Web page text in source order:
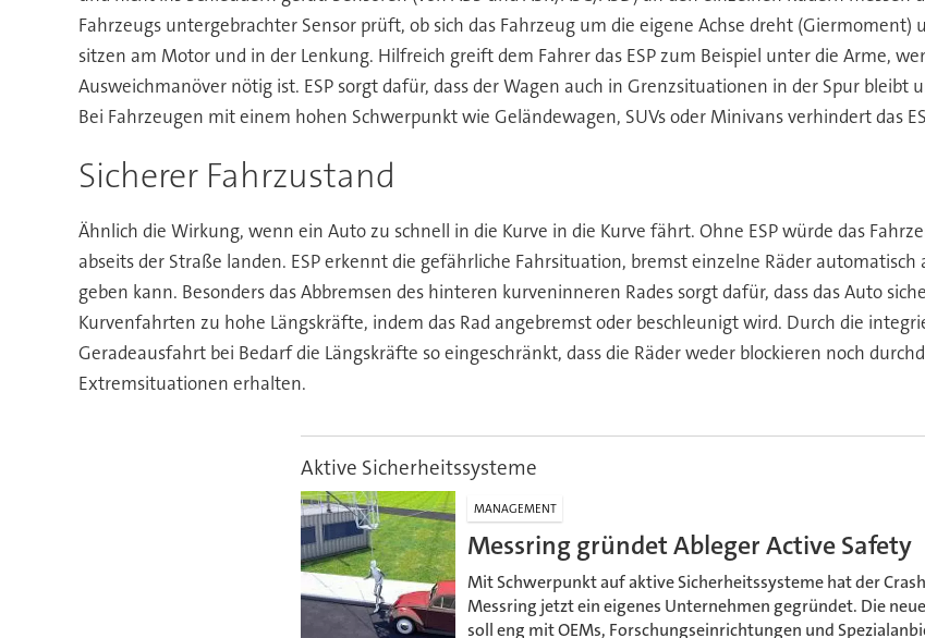
Fahrzeugs untergebrachter Sensor prüft, ob sich das Fahrzeug um die eigene Achse dreht
sitzen am Motor und in der Lenkung. Hilfreich greift dem Fahrer das ESP zum Beispiel unter die Arme,
Ausweichmanöver nötig ist. ESP sorgt dafür, dass der Wagen auch in Grenzsituationen in der Spur
Bei Fahrzeugen mit einem hohen Schwerpunkt wie Geländewagen, SUVs oder Minivans verhindert das
Sicherer Fahrzustand
Ähnlich die Wirkung, wenn ein Auto zu schnell in die Kurve in die Kurve fährt. Ohne ESP würde das
abseits der Straße landen. ESP erkennt die gefährliche Fahrsituation, bremst einzelne Räder
geben kann. Besonders das Abbremsen des hinteren kurveninneren Rades sorgt dafür, dass das Auto
Kurvenfahrten zu hohe Längskräfte, indem das Rad angebremst oder beschleunigt wird. Durch die
Geradeausfahrt bei Bedarf die Längskräfte so eingeschränkt, dass die Räder weder blockieren noch
Extremsituationen erhalten.
Aktive Sicherheitssysteme
MANAGEMENT
Messring gründet Ableger Active Safety
Mit Schwerpunkt auf aktive Sicherheitssysteme hat der
Messring jetzt ein eigenes Unternehmen gegründet. Die
soll eng mit OEMs, Forschungseinrichtungen und